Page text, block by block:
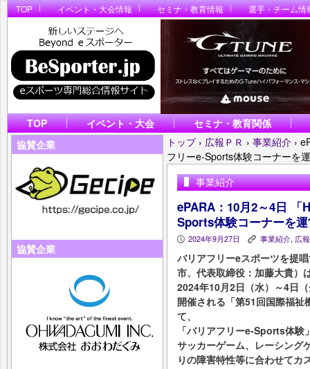
TOP イベント・大会情報 セミナ・教育情報 選手・チーム情
TOP イベント・大会
セミナ・教育関係
協賛企業
協賛企業
トップ › 広報ＰＲ › 事業紹介 ›
フリーe-Sports体験コーナーを
事業紹介
ePARA：10月2～4日 「
Sports体験コーナーを
P 2024年9月27日 K 事業紹介, 広
バリアフリーeスポーツを提
市、代表取締役：加藤大貴）
2024年10月2日（水）～4日
開催される「第51回国際福
て、
「バリアフリーe-Sports体
サッカーゲーム、レーシング
りの障害特性等に合わせてカ